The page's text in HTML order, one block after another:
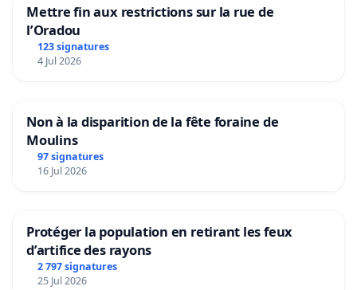
Mettre fin aux restrictions sur la rue de
l’Oradou
123 signatures
4 Jul 2026
Non à la disparition de la fête foraine de
Moulins
97 signatures
16 Jul 2026
Protéger la population en retirant les feux
d’artifice des rayons
2 797 signatures
25 Jul 2026